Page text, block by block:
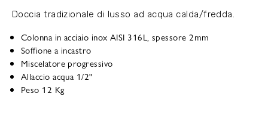
Doccia tradizionale di lusso ad acqua calda/fredda.
Colonna in acciaio inox AISI 316L, spessore 2mm
Soffione a incastro
Miscelatore progressivo
Allaccio acqua 1/2"
Peso 12 Kg